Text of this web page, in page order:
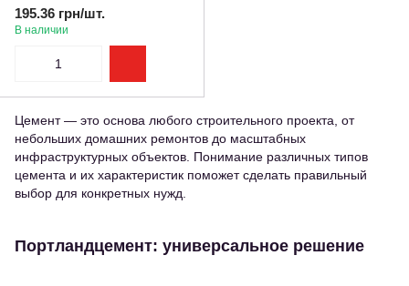
195.36 грн/шт.
В наличии
Цемент — это основа любого строительного проекта, от
небольших домашних ремонтов до масштабных
инфраструктурных объектов. Понимание различных типов
цемента и их характеристик поможет сделать правильный
выбор для конкретных нужд.
Портландцемент: универсальное решение